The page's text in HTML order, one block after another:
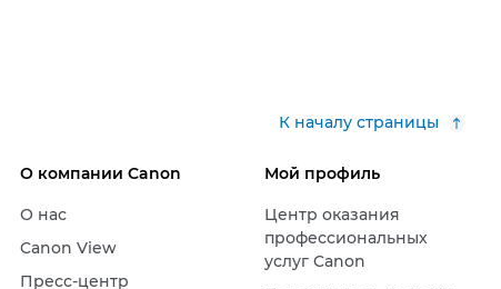
К началу страницы
О компании Canon
О нас
Canon View
Пресс-центр
Мой профиль
Центр оказания
профессиональных
услуг Canon